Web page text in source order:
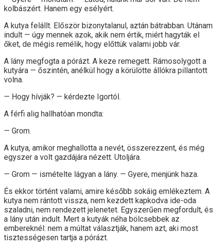
kolbászért. Hanem egy esélyért.
A kutya felállt. Először bizonytalanul, aztán bátrabban. Utánam
indult — úgy mennek azok, akik nem értik, miért hagyták el
őket, de mégis remélik, hogy előttük valami jobb vár.
A lány megfogta a pórázt. A keze remegett. Rámosolygott a
kutyára — őszintén, anélkül hogy a körülötte állókra pillantott
volna.
— Hogy hívják? — kérdezte Igortól.
A férfi alig hallhatóan mondta:
— Grom.
A kutya, amikor meghallotta a nevét, összerezzent, és még
egyszer a volt gazdájára nézett. Utoljára.
— Grom — ismételte lágyan a lány. — Gyere, menjünk haza.
És ekkor történt valami, amire később sokáig emlékeztem. A
kutya nem rántott vissza, nem kezdett kapkodva ide-oda
szaladni, nem rendezett jelenetet. Egyszerűen megfordult, és
a lány után indult. Mert a kutyák néha bölcsebbek az
embereknél: nem a múltat választják, hanem azt, aki most
tisztességesen tartja a pórázt.